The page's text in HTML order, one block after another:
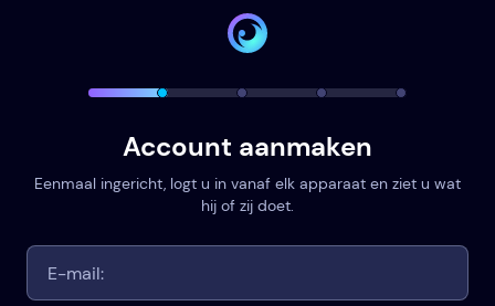
Account aanmaken
Eenmaal ingericht, logt u in vanaf elk apparaat en ziet u wat
hij of zij doet.